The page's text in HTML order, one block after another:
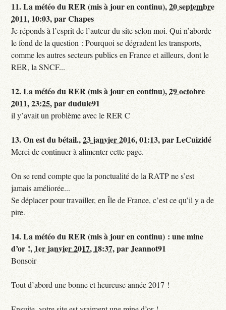
11.La météo du RER (mis à jour en continu),20 septembre
2011, 10:03,parChapes
Je réponds à l’esprit de l’auteur du site selon moi. Qui n’aborde
le fond de la question : Pourquoi se dégradent les transports,
comme les autres secteurs publics en France et ailleurs, dont le
RER, la SNCF...
12.La météo du RER (mis à jour en continu),29 octobre
2011, 23:25,pardudule91
il y’avait un problème avec le RER C
13.On est du bétail.,23 janvier 2016, 01:13,parLeCuizidé
Merci de continuer à alimenter cette page.
On se rend compte que la ponctualité de la RATP ne s’est
jamais améliorée...
Se déplacer pour travailler, en Île de France, c’est ce qu’il y a de
pire.
14.La météo du RER (mis à jour en continu) : une mine
d’or !, 1er janvier 2017, 18:37,parJeannot91
Bonsoir
Tout d’abord une bonne et heureuse année 2017 !